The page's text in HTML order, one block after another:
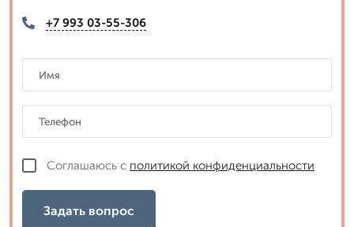
+7 993 03-55-306
Соглашаюсь с политикой конфиденциальности
Задать вопрос